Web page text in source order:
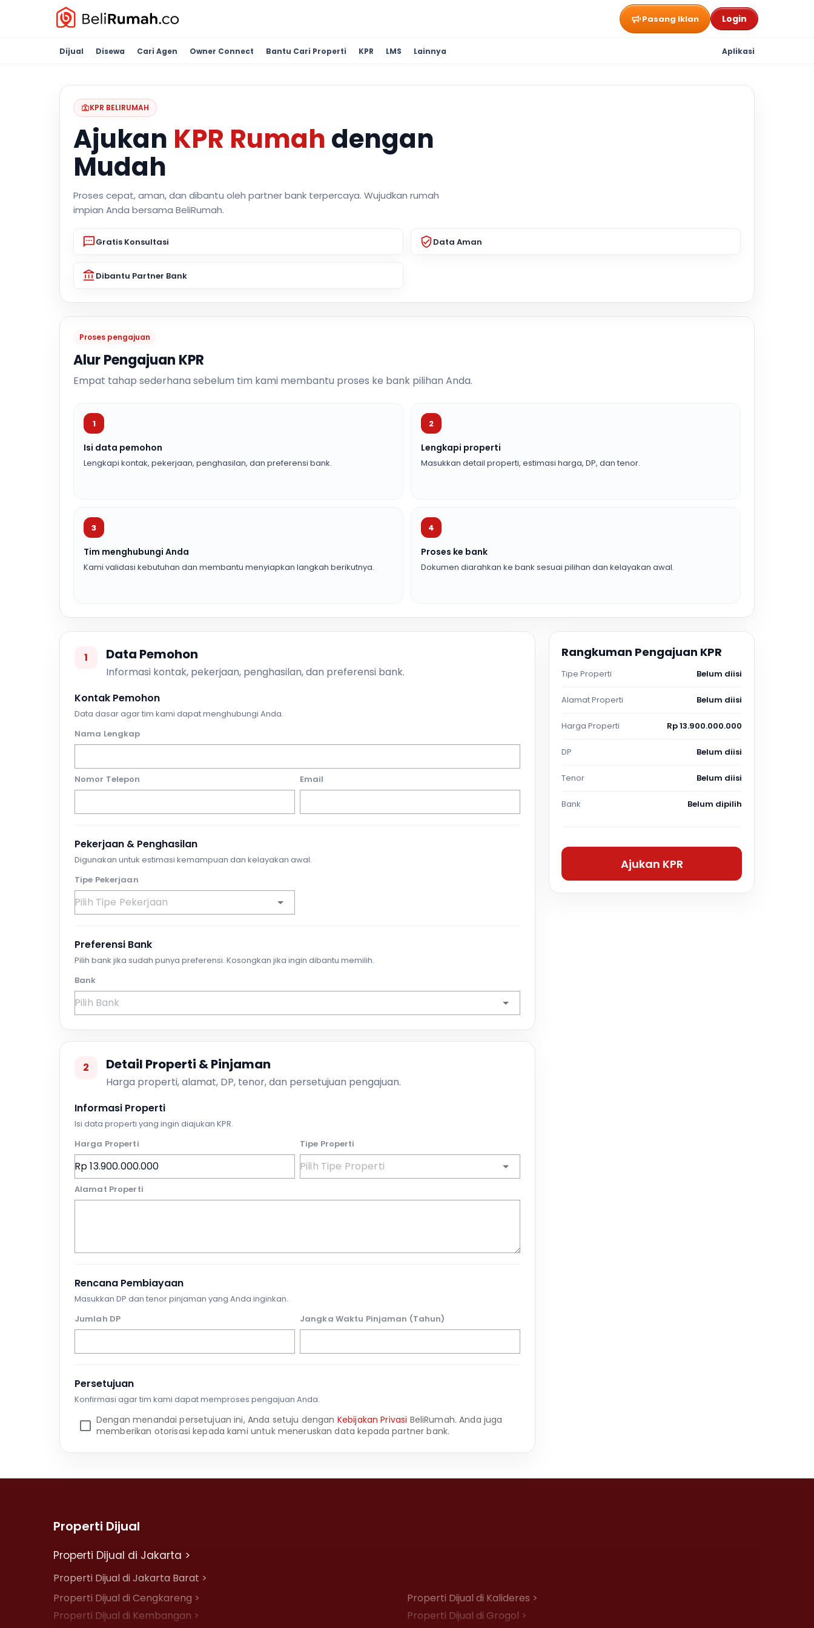
Pasang Iklan Login
Dijual Disewa Cari Agen Owner Connect Bantu Cari Properti KPR LMS Lainnya Aplikasi
KPR BELIRUMAH
Ajukan KPR Rumah dengan
Mudah
Proses cepat, aman, dan dibantu oleh partner bank terpercaya. Wujudkan rumah
impian Anda bersama BeliRumah.
Gratis Konsultasi Data Aman
Dibantu Partner Bank
Proses pengajuan
Alur Pengajuan KPR
Empat tahap sederhana sebelum tim kami membantu proses ke bank pilihan Anda.
1
Isi data pemohon
Lengkapi kontak, pekerjaan, penghasilan, dan preferensi bank.
2
Lengkapi properti
Masukkan detail properti, estimasi harga, DP, dan tenor.
3
Tim menghubungi Anda
Kami validasi kebutuhan dan membantu menyiapkan langkah berikutnya.
4
Proses ke bank
Dokumen diarahkan ke bank sesuai pilihan dan kelayakan awal.
1 Data Pemohon
Informasi kontak, pekerjaan, penghasilan, dan preferensi bank.
Kontak Pemohon
Data dasar agar tim kami dapat menghubungi Anda.
Nama Lengkap
Nomor Telepon Email
Pekerjaan & Penghasilan
Digunakan untuk estimasi kemampuan dan kelayakan awal.
Tipe Pekerjaan
Preferensi Bank
Pilih bank jika sudah punya preferensi. Kosongkan jika ingin dibantu memilih.
Bank
2 Detail Properti & Pinjaman
Harga properti, alamat, DP, tenor, dan persetujuan pengajuan.
Informasi Properti
Isi data properti yang ingin diajukan KPR.
Harga Properti
Tipe Properti
Alamat Properti
Rencana Pembiayaan
Masukkan DP dan tenor pinjaman yang Anda inginkan.
Jumlah DP
Jangka Waktu Pinjaman (Tahun)
Persetujuan
Konfirmasi agar tim kami dapat memproses pengajuan Anda.
Dengan menandai persetujuan ini, Anda setuju dengan Kebijakan Privasi BeliRumah. Anda juga
memberikan otorisasi kepada kami untuk meneruskan data kepada partner bank.
Rangkuman Pengajuan KPR
Tipe Properti Belum diisi
Alamat Properti Belum diisi
Harga Properti Rp 13.900.000.000
DP Belum diisi
Tenor Belum diisi
Bank Belum dipilih
Ajukan KPR
Properti Dijual
Properti Dijual di Jakarta >
Properti Dijual di Jakarta Barat >
Properti Dijual di Cengkareng >
Properti Dijual di Kalideres >
Properti Dijual di Kembangan >
Properti Dijual di Grogol >